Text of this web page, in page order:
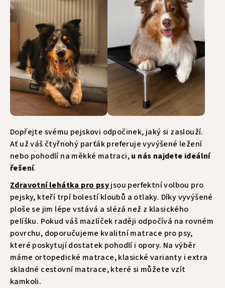
Dopřejte svému pejskovi odpočinek, jaký si zaslouží.
Ať už váš čtyřnohý parťák preferuje vyvýšené ležení
nebo pohodlí na měkké matraci,u nás najdete ideální
řešení.
Zdravotní lehátka pro psyjsou perfektní volbou pro
pejsky, kteří trpí bolestí kloubů a otlaky. Díky vyvýšené
ploše se jim lépe vstává a slézá než z klasického
pelíšku. Pokud váš mazlíček raději odpočívá na rovném
povrchu, doporučujeme kvalitnímatrace pro psy,
které poskytují dostatek pohodlí i opory. Na výběr
máme ortopedické matrace, klasické varianty i extra
skladné cestovní matrace, které si můžete vzít
kamkoli.